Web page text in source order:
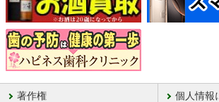
著作権 個人情報